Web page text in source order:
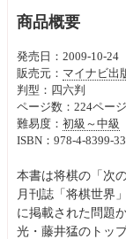
商品概要
発売日：2009-10-24
販売元： マイナビ出
判型：四六判
ページ数：224ページ
難易度： 初級～中級
ISBN：978-4-8399-
本書は将棋の「次
月刊誌「将棋世界
に掲載された問題
光・藤井猛のトッ